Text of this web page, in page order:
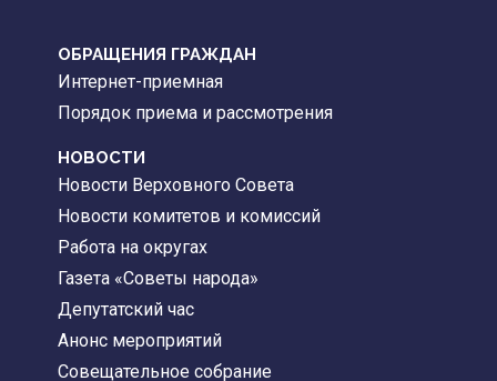
ОБРАЩЕНИЯ ГРАЖДАН
Интернет-приемная
Порядок приема и рассмотрения
НОВОСТИ
Новости Верховного Совета
Новости комитетов и комиссий
Работа на округах
Газета «Советы народа»
Депутатский час
Анонс мероприятий
Совещательное собрание